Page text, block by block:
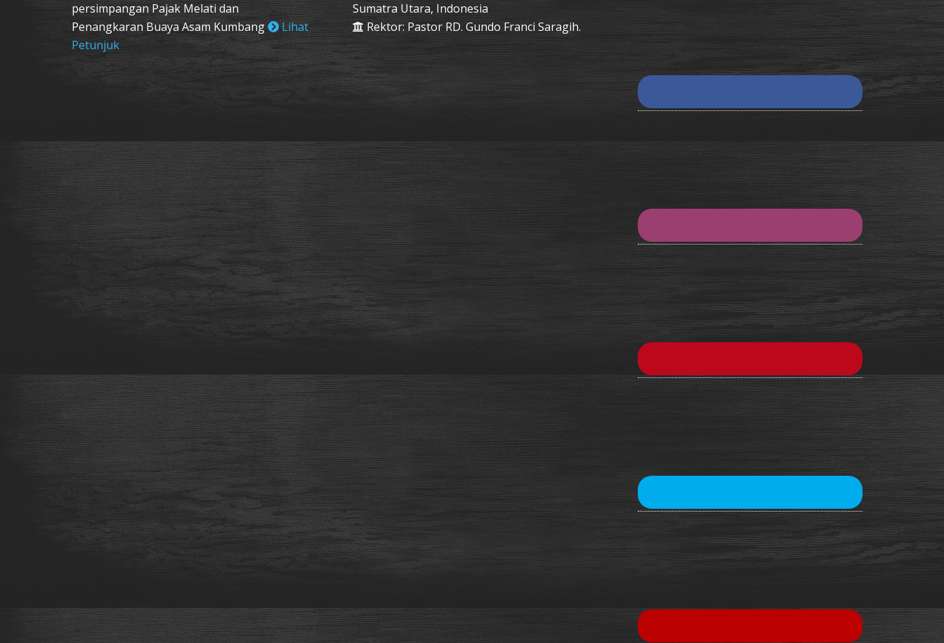
persimpangan Pajak Melati dan
Penangkaran Buaya Asam Kumbang
Lihat
Petunjuk
Sumatra Utara, Indonesia
Rektor: Pastor RD. Gundo Franci Saragih.